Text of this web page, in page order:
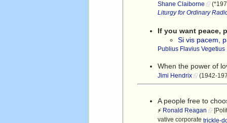
Shane Claiborne
Liturgy for Ordinary
If you want peace,
Si vis pacem,
Publius Flavius
When the power of
Jimi Hendrix (1942-
A people free to
⚡ Ronald Reagan
vative corporatetrickle-